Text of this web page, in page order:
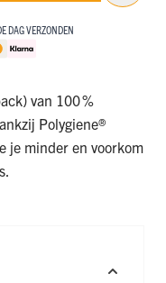
DAG VERZONDEN
van 100 %
Polygiene®
je minder en voorkom